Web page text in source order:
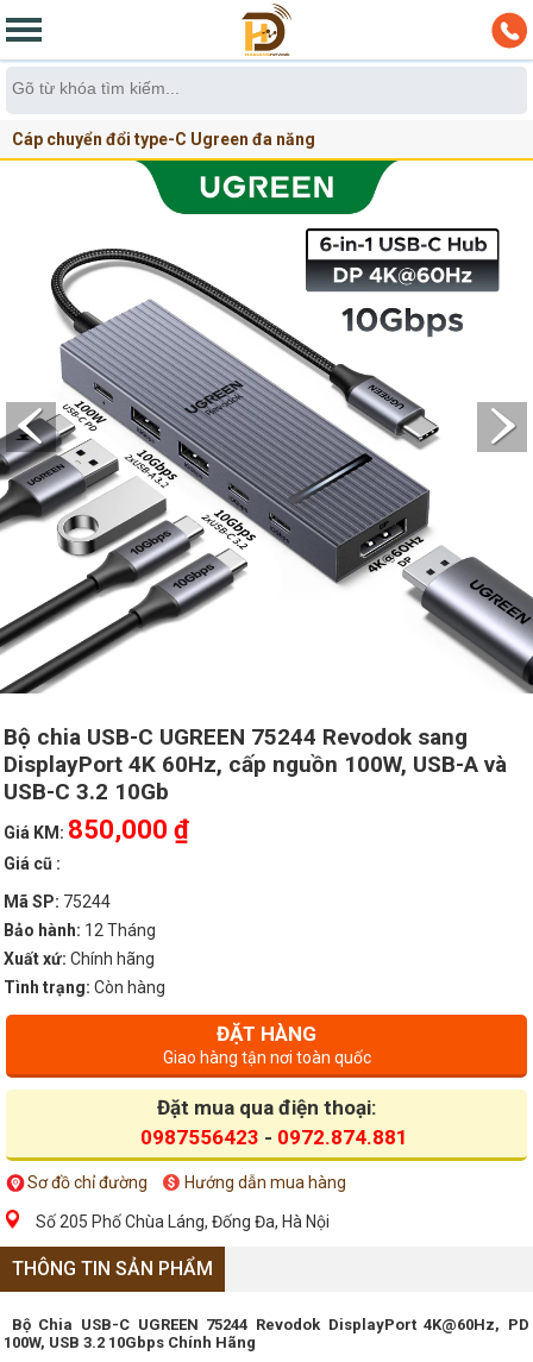
Cáp chuyển đổi type-C Ugreen đa năng
Bộ chia USB-C UGREEN 75244 Revodok sang
DisplayPort 4K 60Hz, cấp nguồn 100W, USB-A và
USB-C 3.2 10Gb
Giá KM: 850,000 ₫
Giá cũ :
Mã SP: 75244
Bảo hành: 12 Tháng
Xuất xứ: Chính hãng
Tình trạng: Còn hàng
ĐẶT HÀNG
Giao hàng tận nơi toàn quốc
Đặt mua qua điện thoại:
0987556423 - 0972.874.881
Sơ đồ chỉ đường Hướng dẫn mua hàng
Số 205 Phố Chùa Láng, Đống Đa, Hà Nội
THÔNG TIN SẢN PHẨM
Bộ Chia USB-C UGREEN 75244 Revodok DisplayPort 4K@60Hz, PD
100W, USB 3.2 10Gbps Chính Hãng